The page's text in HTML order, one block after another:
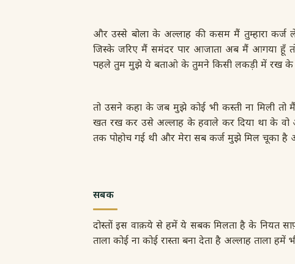
और उस्से बोला के अल्लाह की कसम मैं तुम्हारा कर्ज
जिस्के जरिए मैं समंदर पार आजाता अब मैं आगया हूँ
पहले तुम मुझे ये बताओ के तुमने किसी लकड़ी में रख के
तो उसने कहा के जब मुझे कोई भी कस्ती ना मिली
खत रख कर उसे अल्लाह के हवाले कर दिया था के वो
तक पोहोच गई थी और मेरा सब कर्ज मुझे मिल चूका
सबक
दोस्तों इस वाक़ये से हमें ये सबक मिलता है के नियत
ताला कोई ना कोई रास्ता बना देता है अल्लाह ताला